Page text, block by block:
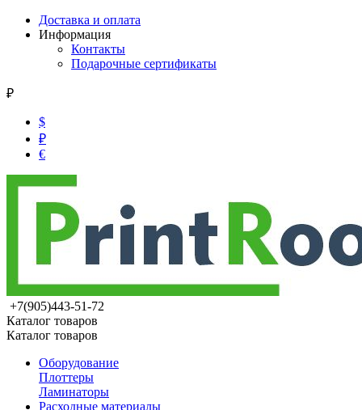
Доставка и оплата
Информация
Контакты
Подарочные сертификаты
₽
$
₽
€
+7(905)443-51-72
Каталог товаров
Каталог товаров
Оборудование
Плоттеры
Ламинаторы
Расходные материалы